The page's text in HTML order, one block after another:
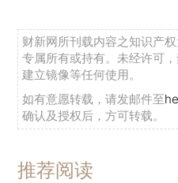
财新网所刊载内容之知识产
专属所有或持有。未经许可
建立镜像等任何使用。
如有意愿转载，请发邮件至
确认及授权后，方可转载。
推荐阅读